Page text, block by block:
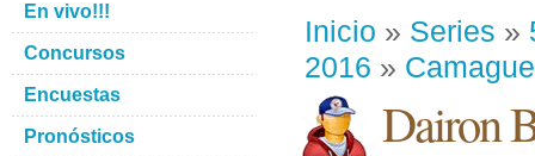
Inicio » Series »
2016 »
Dairon
En vivo!!!
Concursos
Encuestas
Pronósticos